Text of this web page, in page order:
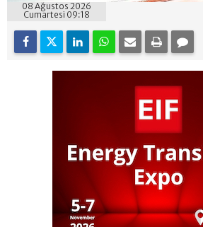
08 Ağustos 2026
Cumartesi 09:18